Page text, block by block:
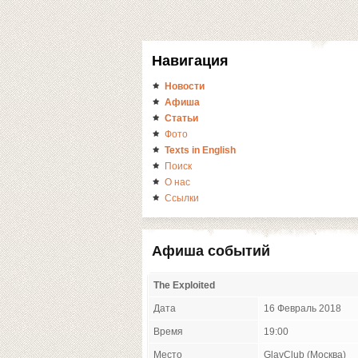
Навигация
Новости
Афиша
Статьи
Фото
Texts in English
Поиск
О нас
Ссылки
Афиша событий
The Exploited
Дата 16 Февраль 2018
Время 19:00
Место GlavClub (Москва)